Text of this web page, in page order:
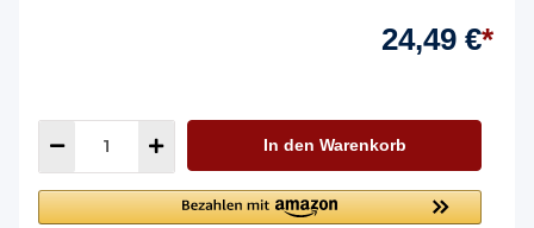
24,49 €*
In den Warenkorb